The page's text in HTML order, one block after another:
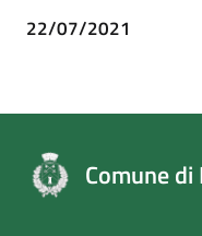
22/07/2021
Comune